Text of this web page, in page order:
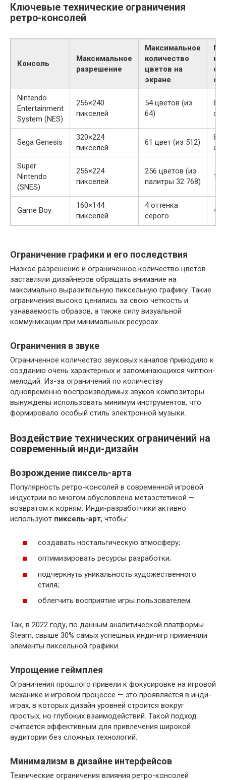
Ключевые технические ограничения
ретро-консолей
Консоль
Максимальное
разрешение
Максимальное
количество
цветов на
экране
Nintendo
Entertainment
System (NES)
256×240
пикселей
54 цветов (из
64)
8
Sega Genesis
320×224
пикселей
61 цвет (из 512)
Super
Nintendo
(SNES)
256×224
пикселей
256 цветов (из
палитры 32 768)
Game Boy
160×144
пикселей
4 оттенка
серого
40
Ограничение графики и его последствия
Низкое разрешение и ограниченное количество цветов
заставляли дизайнеров обращать внимание на
максимально выразительную пиксельную графику. Такие
ограничения высоко ценились за свою четкость и
узнаваемость образов, а также силу визуальной
коммуникации при минимальных ресурсах.
Ограничения в звуке
Ограниченное количество звуковых каналов приводило к
созданию очень характерных и запоминающихся чиптюн-
мелодий. Из-за ограничений по количеству
одновременно воспроизводимых звуков композиторы
вынуждены использовать минимум инструментов, что
формировало особый стиль электронной музыки.
Воздействие технических ограничений на
современный инди-дизайн
Возрождение пиксель-арта
Популярность ретро-консолей в современной игровой
индустрии во многом обусловлена метаэстетикой —
возвратом к корням. Инди-разработчики активно
используют пиксель-арт, чтобы:
создавать ностальгическую атмосферу;
оптимизировать ресурсы разработки;
подчеркнуть уникальность художественного
стиля;
облегчить восприятие игры пользователем.
Так, в 2022 году, по данным аналитической платформы
Steam, свыше 30% самых успешных инди-игр применяли
элементы пиксельной графики.
Упрощение геймплея
Ограничения прошлого привели к фокусировке на игровой
механике и игровом процессе — это проявляется в инди-
играх, в которых дизайн уровней строится вокруг
простых, но глубоких взаимодействий. Такой подход
считается эффективным для привлечения широкой
аудитории без сложных технологий.
Минимализм в дизайне интерфейсов
Технические ограничения влияния ретро-консолей